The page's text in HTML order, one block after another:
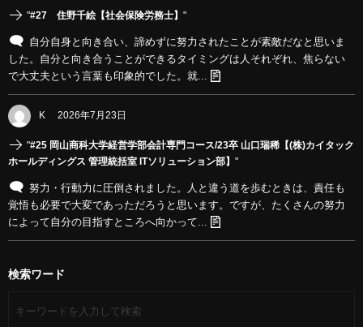
"#27 住野千絵【社会保険労務士】 "
自分自身と向き合い、諦めずに努力されたことが素敵だなと思いま
した。自分と向き合うことができるタイミングは人それぞれ、焦らない
で大丈夫という言葉も印象的でした。就...
K 2026年7月23日
"#25 岡山商科大学経営学部会計専門コース/23卒 山口瑞稀【(株)カイタック
ホールディングス 管理統括室 ITソリューション部】 "
努力・行動力に圧倒されました。人と違う道を歩むときは、責任も
覚悟も必要で大変であっただろうと思います。ですが、たくさんの努力
によって自分の目指すところへ向かって...
検索ワード